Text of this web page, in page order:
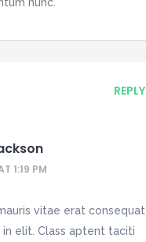
nunc.
REPLY
1:19 PM
vitae erat consequat
elit. Class aptent taciti